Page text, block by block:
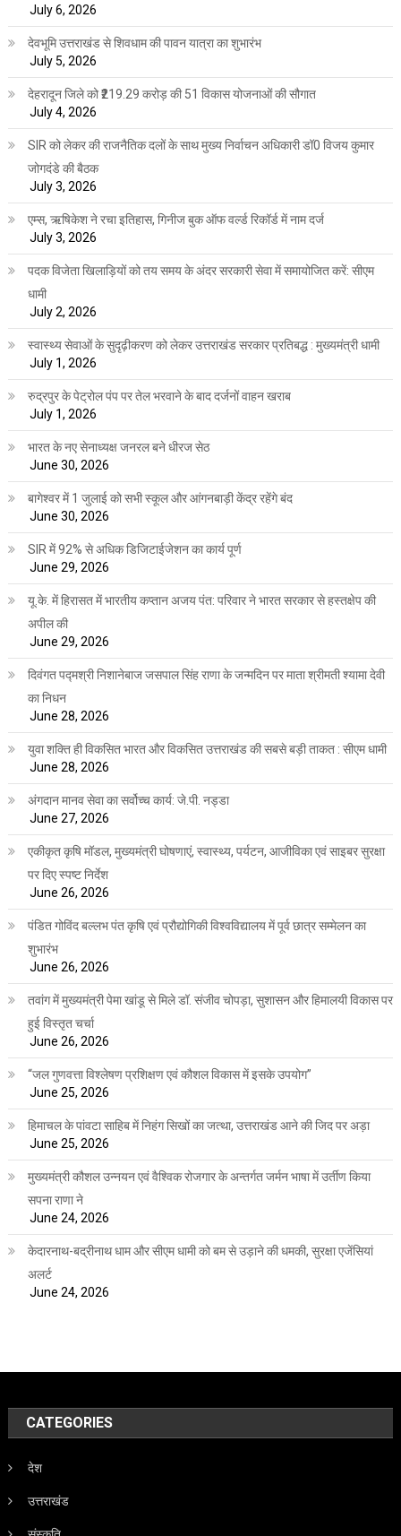
July 6, 2026
देवभूमि उत्तराखंड से शिवधाम की पावन यात्रा का शुभारंभ
July 5, 2026
देहरादून जिले को ₹219.29 करोड़ की 51 विकास योजनाओं की सौगात
July 4, 2026
SIR को लेकर की राजनैतिक दलों के साथ मुख्य निर्वाचन अधिकारी डॉ0 विजय कुमार
जोगदंडे की बैठक
July 3, 2026
एम्स, ऋषिकेश ने रचा इतिहास, गिनीज बुक ऑफ वर्ल्ड रिकॉर्ड में नाम दर्ज
July 3, 2026
पदक विजेता खिलाड़ियों को तय समय के अंदर सरकारी सेवा में समायोजित करें: सीएम
धामी
July 2, 2026
स्वास्थ्य सेवाओं के सुदृढ़ीकरण को लेकर उत्तराखंड सरकार प्रतिबद्ध : मुख्यमंत्री धामी
July 1, 2026
रुद्रपुर के पेट्रोल पंप पर तेल भरवाने के बाद दर्जनों वाहन खराब
July 1, 2026
भारत के नए सेनाध्यक्ष जनरल बने धीरज सेठ
June 30, 2026
बागेश्वर में 1 जुलाई को सभी स्कूल और आंगनबाड़ी केंद्र रहेंगे बंद
June 30, 2026
SIR में 92% से अधिक डिजिटाईजेशन का कार्य पूर्ण
June 29, 2026
यू.के. में हिरासत में भारतीय कप्तान अजय पंत: परिवार ने भारत सरकार से हस्तक्षेप की
अपील की
June 29, 2026
दिवंगत पद्मश्री निशानेबाज जसपाल सिंह राणा के जन्मदिन पर माता श्रीमती श्यामा देवी
का निधन
June 28, 2026
युवा शक्ति ही विकसित भारत और विकसित उत्तराखंड की सबसे बड़ी ताकत : सीएम धामी
June 28, 2026
अंगदान मानव सेवा का सर्वोच्च कार्य: जे.पी. नड्डा
June 27, 2026
एकीकृत कृषि मॉडल, मुख्यमंत्री घोषणाएं, स्वास्थ्य, पर्यटन, आजीविका एवं साइबर सुरक्षा
पर दिए स्पष्ट निर्देश
June 26, 2026
पंडित गोविंद बल्लभ पंत कृषि एवं प्रौद्योगिकी विश्वविद्यालय में पूर्व छात्र सम्मेलन का
शुभारंभ
June 26, 2026
तवांग में मुख्यमंत्री पेमा खांडू से मिले डॉ. संजीव चोपड़ा, सुशासन और हिमालयी विकास पर
हुई विस्तृत चर्चा
June 26, 2026
“जल गुणवत्ता विश्लेषण प्रशिक्षण एवं कौशल विकास में इसके उपयोग”
June 25, 2026
हिमाचल के पांवटा साहिब में निहंग सिखों का जत्था, उत्तराखंड आने की जिद पर अड़ा
June 25, 2026
मुख्यमंत्री कौशल उन्नयन एवं वैश्विक रोजगार के अन्तर्गत जर्मन भाषा में उर्तीण किया
सपना राणा ने
June 24, 2026
केदारनाथ-बद्रीनाथ धाम और सीएम धामी को बम से उड़ाने की धमकी, सुरक्षा एजेंसियां
अलर्ट
June 24, 2026
CATEGORIES
देश
उत्तराखंड